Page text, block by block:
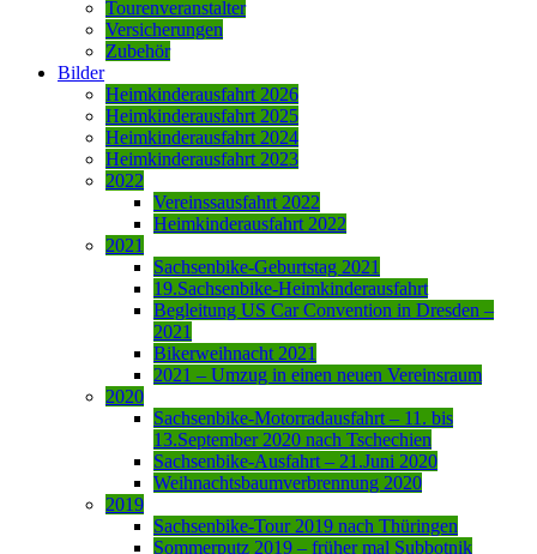
Tourenveranstalter
Versicherungen
Zubehör
Bilder
Heimkinderausfahrt 2026
Heimkinderausfahrt 2025
Heimkinderausfahrt 2024
Heimkinderausfahrt 2023
2022
Vereinssausfahrt 2022
Heimkinderausfahrt 2022
2021
Sachsenbike-Geburtstag 2021
19.Sachsenbike-Heimkinderausfahrt
Begleitung US Car Convention in Dresden –
2021
Bikerweihnacht 2021
2021 – Umzug in einen neuen Vereinsraum
2020
Sachsenbike-Motorradausfahrt – 11. bis
13.September 2020 nach Tschechien
Sachsenbike-Ausfahrt – 21.Juni 2020
Weihnachtsbaumverbrennung 2020
2019
Sachsenbike-Tour 2019 nach Thüringen
Sommerputz 2019 – früher mal Subbotnik